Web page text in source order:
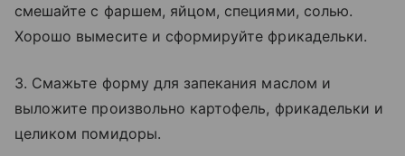
смешайте с фаршем, яйцом, специями, солью.
Хорошо вымесите и сформируйте фрикадельки.
3. Смажьте форму для запекания маслом и
выложите произвольно картофель, фрикадельки и
целиком помидоры.